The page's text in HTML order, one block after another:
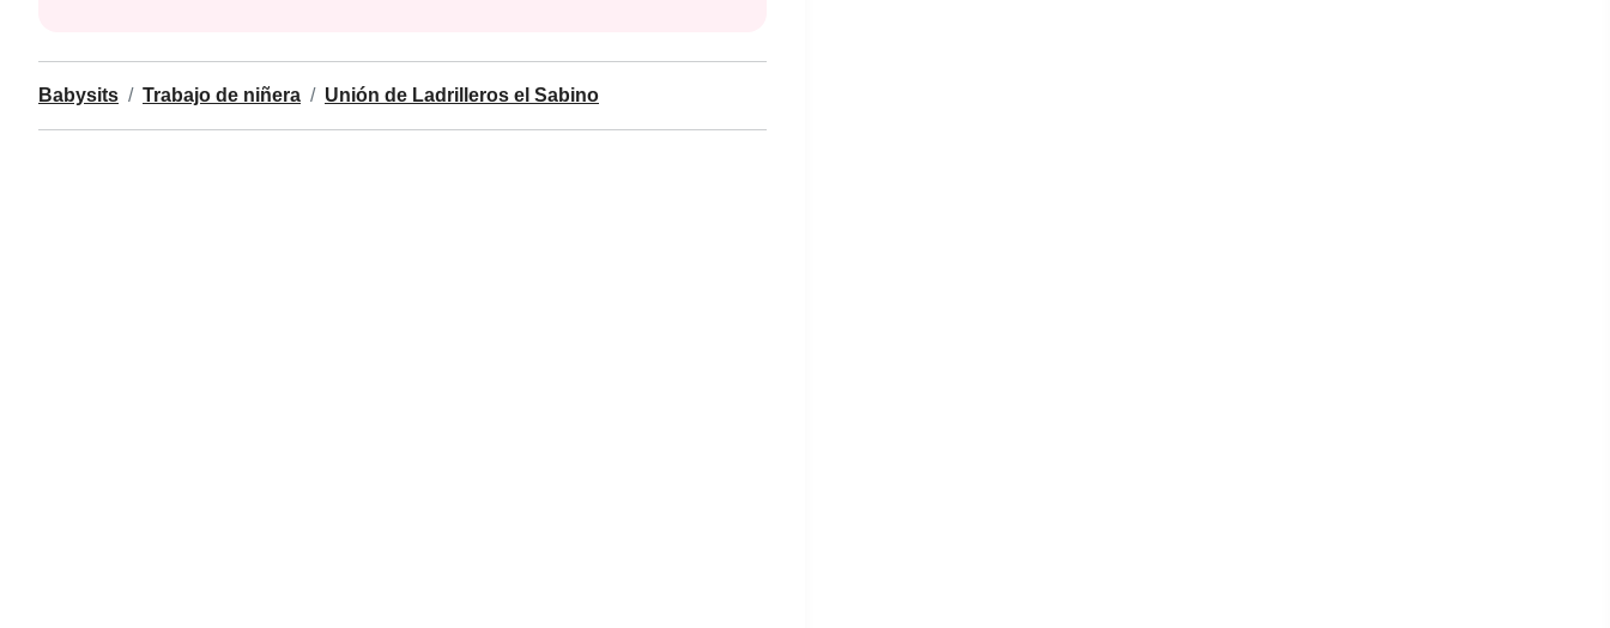
Babysits Trabajo de niñera Unión de Ladrilleros el Sabino